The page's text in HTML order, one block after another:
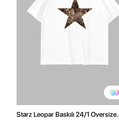
Starz Leopar Baskılı 24/1 Oversize